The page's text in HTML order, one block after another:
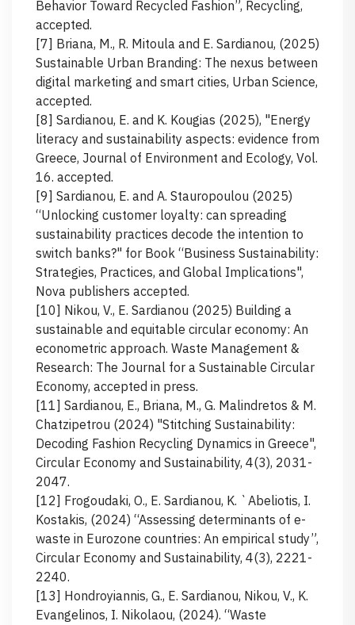
Behavior Toward Recycled Fashion”, Recycling,
accepted.
[7] Briana, M., R. Mitoula and E. Sardianou, (2025)
Sustainable Urban Branding: The nexus between
digital marketing and smart cities, Urban Science,
accepted.
[8] Sardianou, E. and K. Kougias (2025), "Energy
literacy and sustainability aspects: evidence from
Greece, Journal of Environment and Ecology, Vol.
16. accepted.
[9] Sardianou, E. and A. Stauropoulou (2025)
“Unlocking customer loyalty: can spreading
sustainability practices decode the intention to
switch banks?" for Book “Business Sustainability:
Strategies, Practices, and Global Implications",
Nova publishers accepted.
[10] Nikou, V., E. Sardianou (2025) Building a
sustainable and equitable circular economy: An
econometric approach. Waste Management &
Research: The Journal for a Sustainable Circular
Economy, accepted in press.
[11] Sardianou, E., Briana, M., G. Malindretos & M.
Chatzipetrou (2024) "Stitching Sustainability:
Decoding Fashion Recycling Dynamics in Greece",
Circular Economy and Sustainability, 4(3), 2031-
2047.
[12] Frogoudaki, O., E. Sardianou, K. `Abeliotis, I.
Kostakis, (2024) “Assessing determinants of e-
waste in Eurozone countries: An empirical study”,
Circular Economy and Sustainability, 4(3), 2221-
2240.
[13] Hondroyiannis, G., E. Sardianou, Nikou, V., K.
Evangelinos, I. Nikolaou, (2024). “Waste